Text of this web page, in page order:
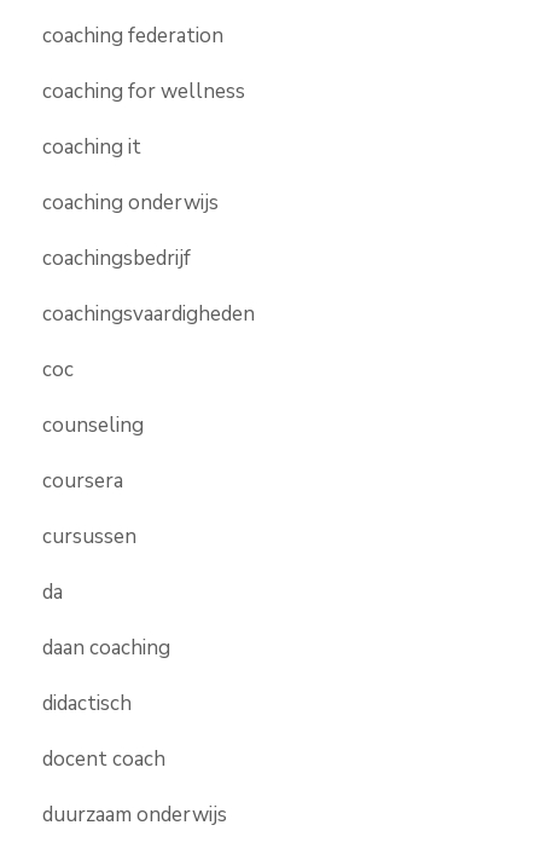
coaching federation
coaching for wellness
coaching it
coaching onderwijs
coachingsbedrijf
coachingsvaardigheden
coc
counseling
coursera
cursussen
da
daan coaching
didactisch
docent coach
duurzaam onderwijs